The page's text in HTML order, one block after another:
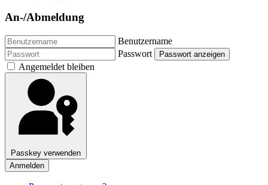
An-/Abmeldung
Benutzername
Passwort
Passwort anzeigen
Angemeldet bleiben
Passkey verwenden
Anmelden